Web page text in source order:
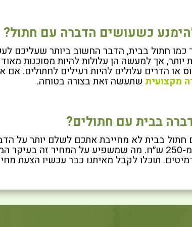
כשעושים הדברה עם חתול?
חתול בבית, הדבר החשוב ביותר שעליכם
יותר, אך למעשה הן עלולות להיות מסוכנות
או הדרים עלולים להיות רעילים לחתולים. אם
מקצועית שתעשה זאת בצורה בטוחה.
בבית עם חתולים?
בבית לא מחייבת אתכם לשלם יותר על
חתולים הוא החל מ-250 ש״ח. מה שמשפיע על המחיר
תוכלו לקבל מאיתנו כבר עכשיו הצעת